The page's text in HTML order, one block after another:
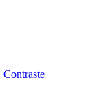
Contraste